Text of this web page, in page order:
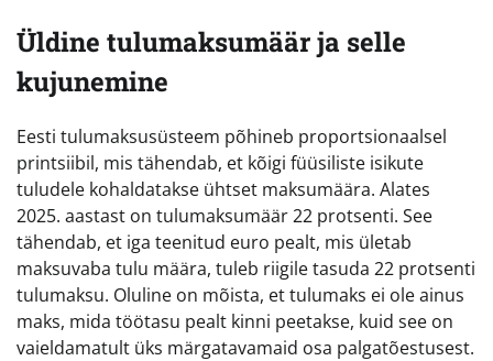
Üldine tulumaksumäär ja selle
kujunemine
Eesti tulumaksusüsteem põhineb proportsionaalsel
printsiibil, mis tähendab, et kõigi füüsiliste isikute
tuludele kohaldatakse ühtset maksumäära. Alates
2025. aastast on tulumaksumäär 22 protsenti. See
tähendab, et iga teenitud euro pealt, mis ületab
maksuvaba tulu määra, tuleb riigile tasuda 22 protsenti
tulumaksu. Oluline on mõista, et tulumaks ei ole ainus
maks, mida töötasu pealt kinni peetakse, kuid see on
vaieldamatult üks märgatavamaid osa palgatõestusest.